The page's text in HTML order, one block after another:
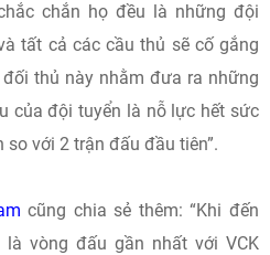
chắn họ đều là những đội
tất cả các cầu thủ sẽ cố gắng
thủ này nhằm đưa ra những
của đội tuyển là nỗ lực hết sức
với 2 trận đấu đầu tiên”.
cũng chia sẻ thêm: “Khi đến
vòng đấu gần nhất với VCK